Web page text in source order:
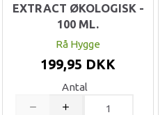
EXTRACT ØKOLOGISK -
100 ML.
Rå Hygge
199,95 DKK
Antal